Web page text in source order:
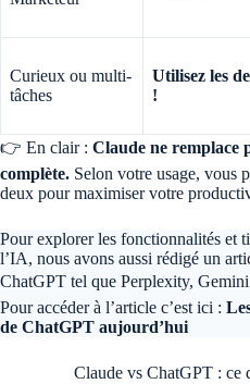
Curieux ou multi-
tâches
Utilisez les
!
👉 En clair : Claude ne remplace
complète. Selon votre usage, vous
deux pour maximiser votre
Pour explorer les fonctionnalités et
l’IA, nous avons aussi rédigé un
ChatGPT tel que Perplexity,
Pour accéder à l’article c’est ici :
de ChatGPT aujourd’hui
Claude vs ChatGPT : ce